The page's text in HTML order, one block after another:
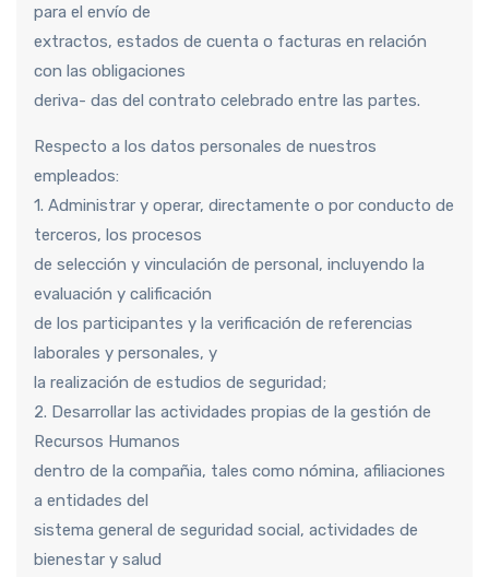
para el envío de
extractos, estados de cuenta o facturas en relación
con las obligaciones
deriva- das del contrato celebrado entre las partes.
Respecto a los datos personales de nuestros
empleados:
1. Administrar y operar, directamente o por conducto de
terceros, los procesos
de selección y vinculación de personal, incluyendo la
evaluación y calificación
de los participantes y la verificación de referencias
laborales y personales, y
la realización de estudios de seguridad;
2. Desarrollar las actividades propias de la gestión de
Recursos Humanos
dentro de la compañia, tales como nómina, afiliaciones
a entidades del
sistema general de seguridad social, actividades de
bienestar y salud